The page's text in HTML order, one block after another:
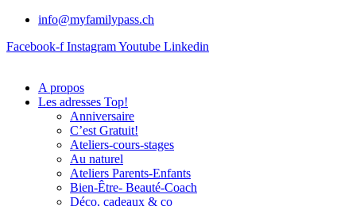
info@myfamilypass.ch
Facebook-f InstagramYoutube Linkedin
A propos
Les adresses Top!
Anniversaire
C’est Gratuit!
Ateliers-cours-stages
Au naturel
Ateliers Parents-Enfants
Bien-Être- Beauté-Coach
Déco, cadeaux & co